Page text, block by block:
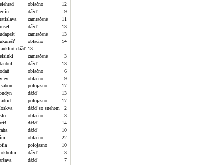
oblačno
12
dážď
9
zamračené
11
dážď
13
zamračené
13
oblačno
14
dážď 13
zamračené
3
dážď
13
oblačno
6
oblačno
9
polojasno
17
dážď
13
polojasno
17
dážď so snehom
2
oblačno
3
dážď
14
dážď
10
oblačno
22
polojasno
10
dážď
3
dážď
7